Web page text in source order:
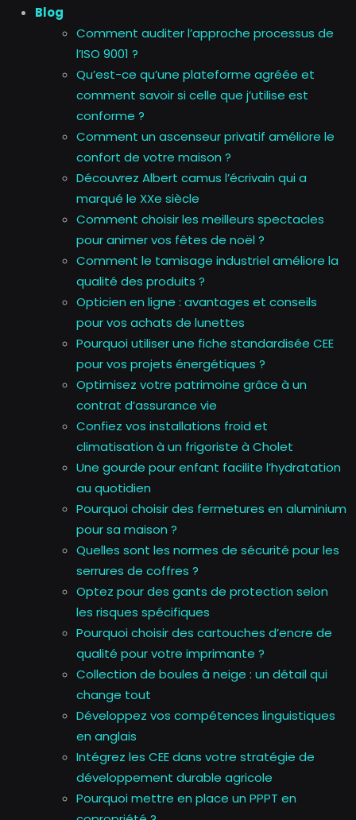
Blog
Comment auditer l’approche processus de
l’ISO 9001 ?
Qu’est-ce qu’une plateforme agréée et
comment savoir si celle que j’utilise est
conforme ?
Comment un ascenseur privatif améliore le
confort de votre maison ?
Découvrez Albert camus l’écrivain qui a
marqué le XXe siècle
Comment choisir les meilleurs spectacles
pour animer vos fêtes de noël ?
Comment le tamisage industriel améliore la
qualité des produits ?
Opticien en ligne : avantages et conseils
pour vos achats de lunettes
Pourquoi utiliser une fiche standardisée CEE
pour vos projets énergétiques ?
Optimisez votre patrimoine grâce à un
contrat d’assurance vie
Confiez vos installations froid et
climatisation à un frigoriste à Cholet
Une gourde pour enfant facilite l’hydratation
au quotidien
Pourquoi choisir des fermetures en aluminium
pour sa maison ?
Quelles sont les normes de sécurité pour les
serrures de coffres ?
Optez pour des gants de protection selon
les risques spécifiques
Pourquoi choisir des cartouches d’encre de
qualité pour votre imprimante ?
Collection de boules à neige : un détail qui
change tout
Développez vos compétences linguistiques
en anglais
Intégrez les CEE dans votre stratégie de
développement durable agricole
Pourquoi mettre en place un PPPT en